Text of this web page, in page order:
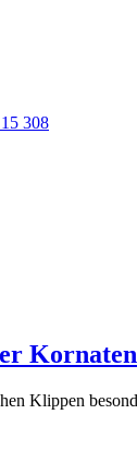
308
Kornaten
Klippen